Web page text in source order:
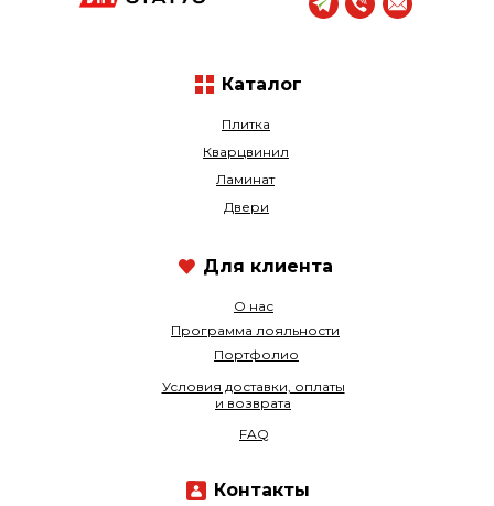
Плитка
Кварцвинил
О нас
Ламинат
Программа лояльности
Двери
Портфолио
Условия доставки, оплаты
и возврата
FAQ
Каталог
Контакты
Для клиента